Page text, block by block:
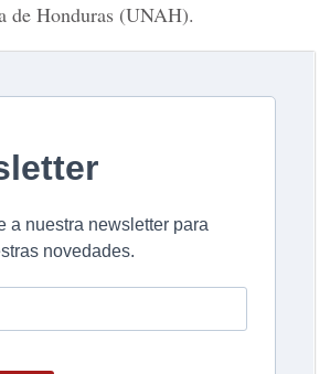
de Honduras (UNAH).